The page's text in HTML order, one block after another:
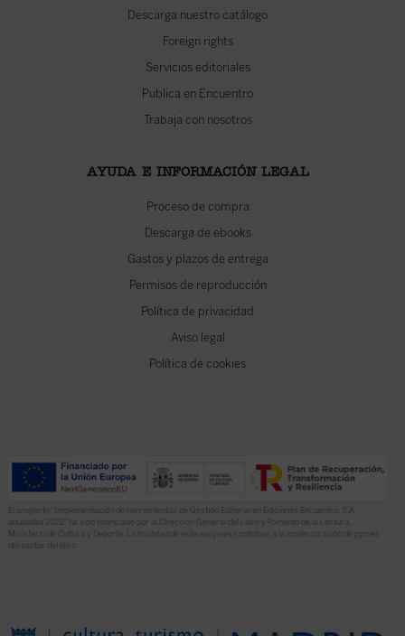
Descarga nuestro catálogo
Foreign rights
Servicios editoriales
Publica en Encuentro
Trabaja con nosotros
AYUDA E INFORMACIÓN LEGAL
Proceso de compra
Descarga de ebooks
Gastos y plazos de entrega
Permisos de reproducción
Política de privacidad
Aviso legal
Política de cookies
El proyecto “Implementación de herramientas de Gestión Editorial en Ediciones Encuentro, S.A.
anualidad 2022” ha sido financiado por la Dirección General del Libro y Fomento de la Lectura,
Ministerio de Cultura y Deporte. La finalidad de este apoyo es contribuir a la modernización de pymes
del sector del libro.